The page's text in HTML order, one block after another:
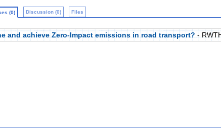
(0) Discussion (0) Files
and achieve Zero-Impact emissions in road transport? -